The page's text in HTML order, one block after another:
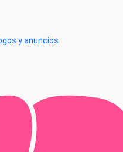
y anuncios